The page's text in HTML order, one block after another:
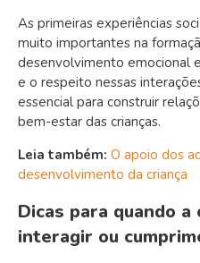
As primeiras experiências
muito importantes na
desenvolvimento emocional
e o respeito nessas
essencial para construir
bem-estar das crianças.
Leia também: O apoio dos
desenvolvimento da criança
Dicas para quando a
interagir ou